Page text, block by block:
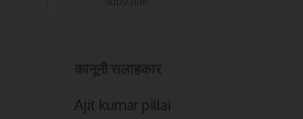
Ajit kumar pillai